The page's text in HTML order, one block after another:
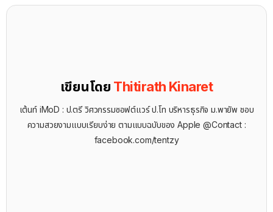
เขียนโดย Thitirath Kinaret
เต้นท์ iMoD : ป.ตรี วิศวกรรมซอฟต์แวร์ ป.โท บริหารธุรกิจ ม.พายัพ ชอบ
ความสวยงามแบบเรียบง่าย ตามแบบฉบับของ Apple @Contact :
facebook.com/tentzy